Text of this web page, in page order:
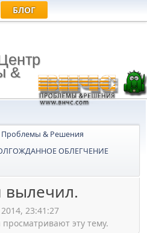
БЛОГ
&
& Решения
ОБЛЕГЧЕНИЕ
вылечил.
23:41:27
эту тему.